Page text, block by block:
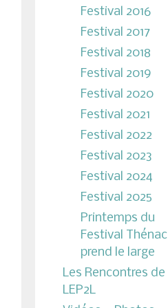
Festival 2016
Festival 2017
Festival 2018
Festival 2019
Festival 2020
Festival 2021
Festival 2022
Festival 2023
Festival 2024
Festival 2025
Printemps du
Festival Thénac
prend le large
Les Rencontres de
LEP2L